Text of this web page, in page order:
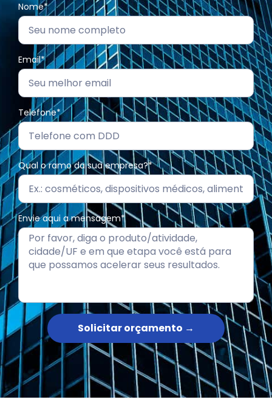
Nome*
Email*
Telefone*
Qual o ramo da sua empresa?*
Envie aqui a mensagem*
Solicitar orçamento →